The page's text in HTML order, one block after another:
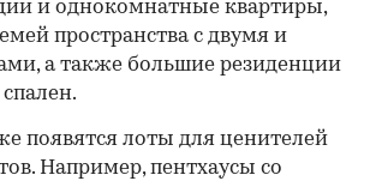
и однокомнатные квартиры,
пространства с двумя и
а также большие резиденции
появятся лоты для ценителей
Например, пентхаусы со